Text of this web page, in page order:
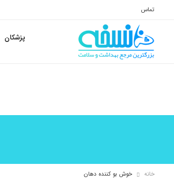
تماس
پزشکان
خانه خوش بو کننده دهان